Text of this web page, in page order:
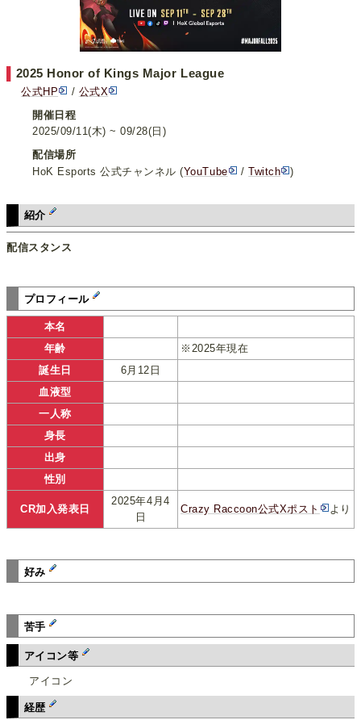
2025 Honor of Kings Major League
公式HP / 公式X
開催日程
2025/09/11(木) ~ 09/28(日)
配信場所
HoK Esports 公式チャンネル (YouTube /Twitch )
紹介
配信スタンス
プロフィール
本名
年齢
※2025年現在
誕生日
6月12日
血液型
一人称
身長
出身
性別
CR加入発表日
2025年4月4
日
Crazy Raccoon公式Xポスト より
好み
苦手
アイコン等
アイコン
経歴